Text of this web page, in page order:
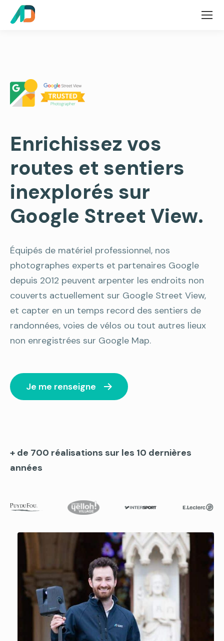
Enrichissez vos
routes et sentiers
inexplorés sur
Google Street View.
Équipés de matériel professionnel, nos
photographes experts et partenaires Google
depuis 2012 peuvent arpenter les endroits non
couverts actuellement sur Google Street View,
et capter en un temps record des sentiers de
randonnées, voies de vélos ou tout autres lieux
non enregistrées sur Google Map.
Je me renseigne
+ de 700 réalisations sur les 10 dernières
années